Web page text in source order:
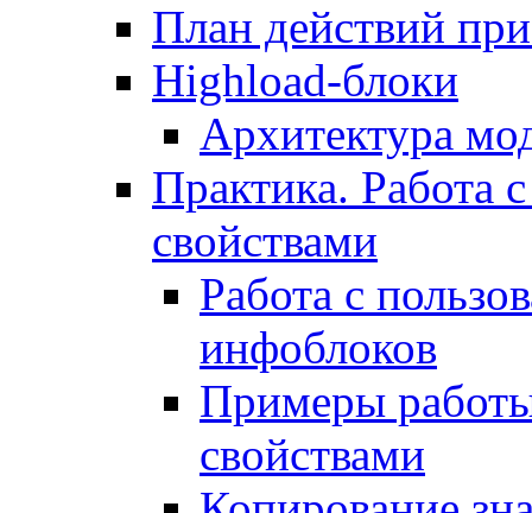
План действий
Highload-блоки
Архитектура
Практика. Работа
свойствами
Работа с
инфоблоков
Примеры
свойствами